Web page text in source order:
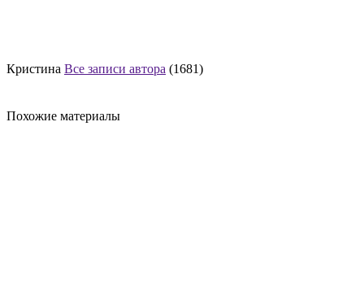
Кристина Все записи автора (1681)
Похожие материалы